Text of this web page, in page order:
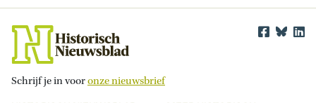
Schrijf je in vooronze nieuwsbrief